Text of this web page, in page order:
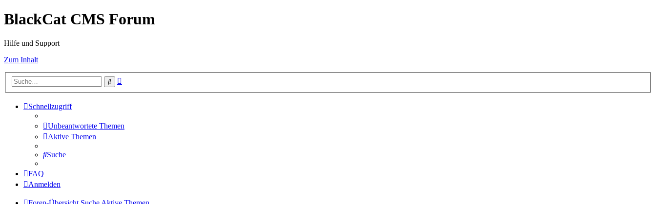
BlackCat CMS Forum
Hilfe und Support
Zum Inhalt
Suche
Schnellzugriff
Unbeantwortete Themen
Aktive Themen
Suche
FAQ
Anmelden